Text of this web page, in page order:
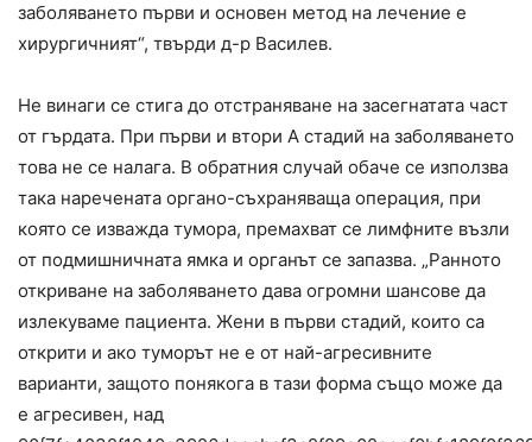
заболяването първи и основен метод на лечение е
хирургичният“, твърди д-р Василев.
Не винаги се стига до отстраняване на засегнатата част
от гърдата. При първи и втори А стадий на заболяването
това не се налага. В обратния случай обаче се използва
така наречената органо-съхраняваща операция, при
която се изважда тумора, премахват се лимфните възли
от подмишничната ямка и органът се запазва. „Ранното
откриване на заболяването дава огромни шансове да
излекуваме пациента. Жени в първи стадий, които са
открити и ако туморът не е от най-агресивните
варианти, защото понякога в тази форма също може да
е агресивен, над